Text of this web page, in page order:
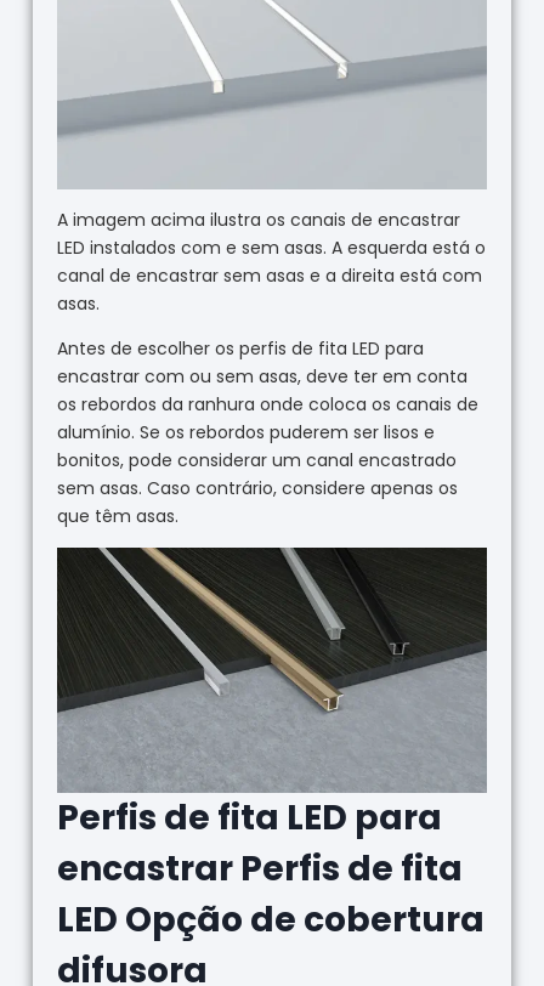
A imagem acima ilustra os canais de encastrar
LED instalados com e sem asas. A esquerda está o
canal de encastrar sem asas e a direita está com
asas.
Antes de escolher os perfis de fita LED para
encastrar com ou sem asas, deve ter em conta
os rebordos da ranhura onde coloca os canais de
alumínio. Se os rebordos puderem ser lisos e
bonitos, pode considerar um canal encastrado
sem asas. Caso contrário, considere apenas os
que têm asas.
Perfis de fita LED para
encastrar Perfis de fita
LED Opção de cobertura
difusora